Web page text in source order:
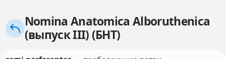
Nomina Anatomica Alboruthenica
(выпуск III) (БНТ)